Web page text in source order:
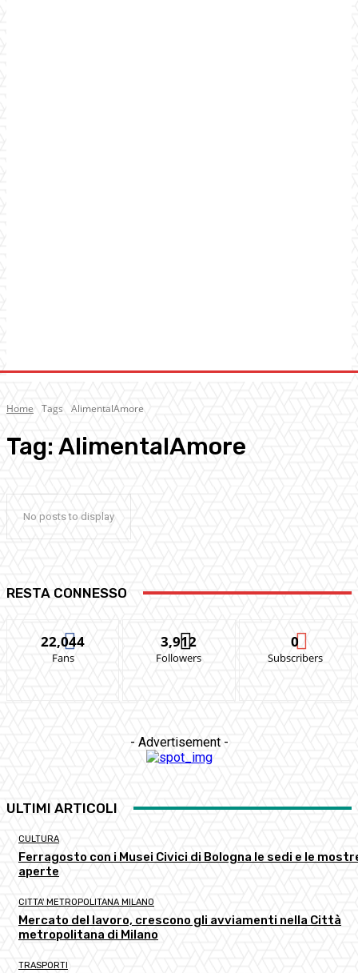
Home Tags AlimentalAmore
Tag:AlimentalAmore
No posts to display
RESTA CONNESSO
22,044
Fans
3,912
Followers
0
Subscribers
- Advertisement -
ULTIMI ARTICOLI
CULTURA
Ferragosto con i Musei Civici di Bologna le sedi e le
aperte
CITTA' METROPOLITANA MILANO
Mercato del lavoro, crescono gli avviamenti nella Città
metropolitana di Milano
TRASPORTI